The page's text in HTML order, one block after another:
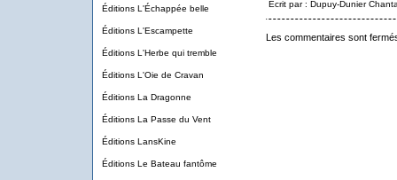
Éditions L'Échappée belle
Éditions L'Escampette
Éditions L'Herbe qui tremble
Éditions L'Oie de Cravan
Éditions La Dragonne
Éditions La Passe du Vent
Éditions LansKine
Éditions Le Bateau fantôme
Écrit par : Dupuy-Dunier
Les commentaires sont